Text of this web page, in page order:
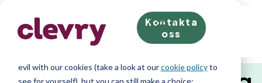
We know right? These cookie pop-ups can really ruin
your visit, so we’ll make this quick. This website does
evil with our cookies (take a look at ourcookie policyto
see for yourself), but you can still make a choice:
Kontakta
oss